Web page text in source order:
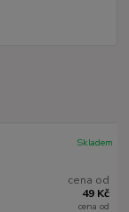
cena od
49 Kč
cena od
Skladem